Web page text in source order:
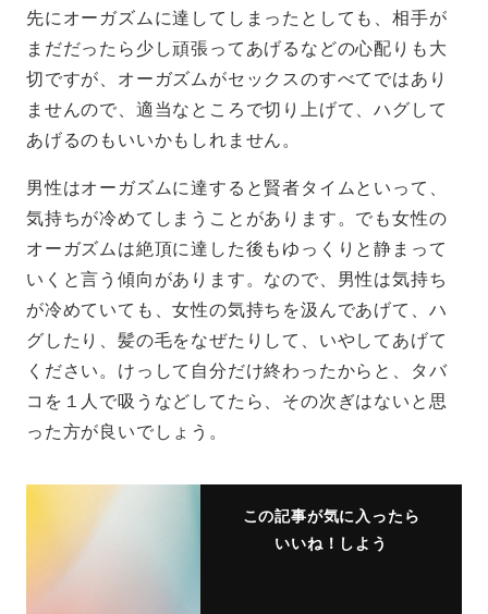
先にオーガズムに達してしまったとしても、相手が
まだだったら少し頑張ってあげるなどの心配りも大
切ですが、オーガズムがセックスのすべてではあり
ませんので、適当なところで切り上げて、ハグして
あげるのもいいかもしれません。
男性はオーガズムに達すると賢者タイムといって、
気持ちが冷めてしまうことがあります。でも女性の
オーガズムは絶頂に達した後もゆっくりと静まって
いくと言う傾向があります。なので、男性は気持ち
が冷めていても、女性の気持ちを汲んであげて、ハ
グしたり、髪の毛をなぜたりして、いやしてあげて
ください。けっして自分だけ終わったからと、タバ
コを１人で吸うなどしてたら、その次ぎはないと思
った方が良いでしょう。
この記事が気に入ったら
いいね！しよう